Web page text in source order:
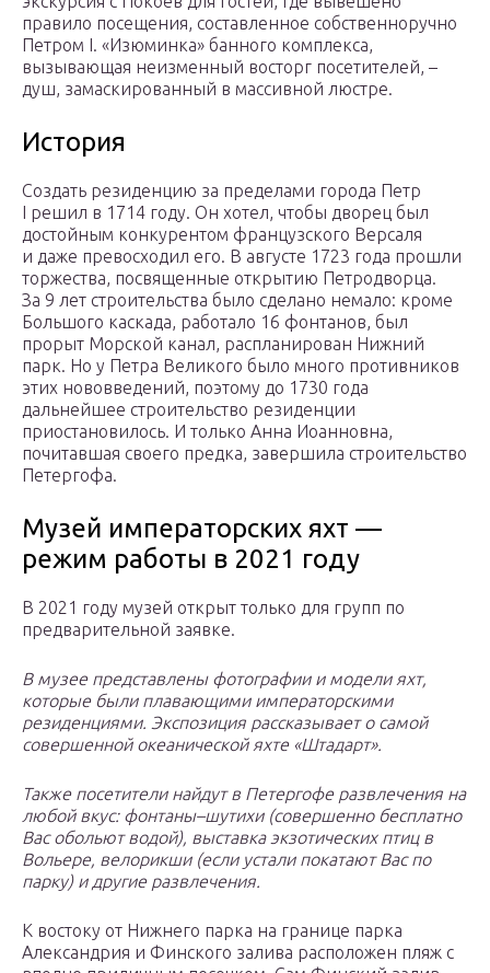
правило посещения, составленное собственноручно
Петром I. «Изюминка» банного комплекса,
вызывающая неизменный восторг посетителей, –
душ, замаскированный в массивной люстре.
История
Создать резиденцию за пределами города Петр
І решил в 1714 году. Он хотел, чтобы дворец был
достойным конкурентом французского Версаля
и даже превосходил его. В августе 1723 года прошли
торжества, посвященные открытию Петродворца.
За 9 лет строительства было сделано немало: кроме
Большого каскада, работало 16 фонтанов, был
прорыт Морской канал, распланирован Нижний
парк. Но у Петра Великого было много противников
этих нововведений, поэтому до 1730 года
дальнейшее строительство резиденции
приостановилось. И только Анна Иоанновна,
почитавшая своего предка, завершила строительство
Петергофа.
Музей императорских яхт —
режим работы в 2021 году
В 2021 году музей открыт только для групп по
предварительной заявке.
В музее представлены фотографии и модели яхт,
которые были плавающими императорскими
резиденциями. Экспозиция рассказывает о самой
совершенной океанической яхте «Штадарт».
Также посетители найдут в Петергофе развлечения на
любой вкус: фонтаны–шутихи (совершенно бесплатно
Вас обольют водой), выставка экзотических птиц в
Вольере, велорикши (если устали покатают Вас по
парку) и другие развлечения.
К востоку от Нижнего парка на границе парка
Александрия и Финского залива расположен пляж с